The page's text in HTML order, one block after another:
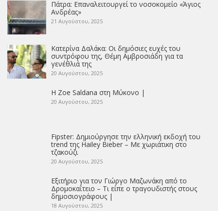
Πάτρα: Επαναλειτουργεί το νοσοκομείο «Άγιος
Ανδρέας»
21 Αυγούστου, 2025
Κατερίνα Δαλάκα: Οι δημόσιες ευχές του
συντρόφου της, Θέμη Αμβροσιάδη για τα
γενέθλιά της
20 Αυγούστου, 2025
Η Zoe Saldana στη Μύκονο |
20 Αυγούστου, 2025
Fipster: Δημιούργησε την ελληνική εκδοχή του
trend της Hailey Bieber – Με χωριάτικη στο
τζακούζι
20 Αυγούστου, 2025
Εξιτήριο για τον Γιώργο Μαζωνάκη από το
Δρομοκαΐτειο – Τι είπε ο τραγουδιστής στους
δημοσιογράφους |
18 Αυγούστου, 2025